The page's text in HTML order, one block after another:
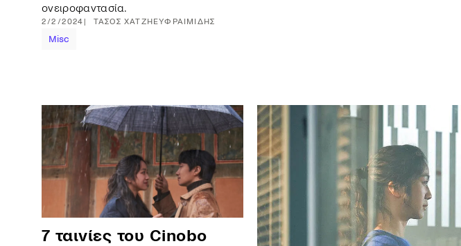
ονειροφαντασία.
2/2/2024 ΤΆΣΟΣ ΧΑΤΖΗΕΥΦΡΑΙΜΊΔΗΣ
Misc
7 ταινίες του Cinobo